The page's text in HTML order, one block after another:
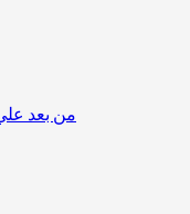
من بعد